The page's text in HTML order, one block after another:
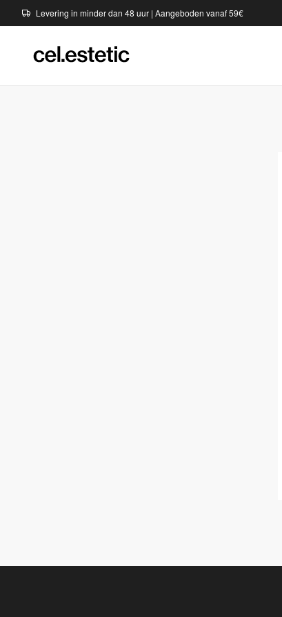
Levering in minder dan 48 uur | Aangeboden vanaf 59€